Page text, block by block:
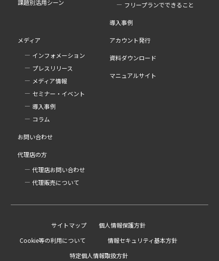
課題別活用シーン
フリープランでできること
導入事例
メディア
インフォメーション
プレスリリース
メディア情報
セミナー・イベント
導入事例
コラム
アカウント発行
資料ダウンロード
マニュアルサイト
お問い合わせ
代理店の方
代理店お問い合わせ
代理販売について
サイトマップ
個人情報保護方針
Cookie等の利用について
情報セキュリティ基本方針
特定個人情報取扱方針